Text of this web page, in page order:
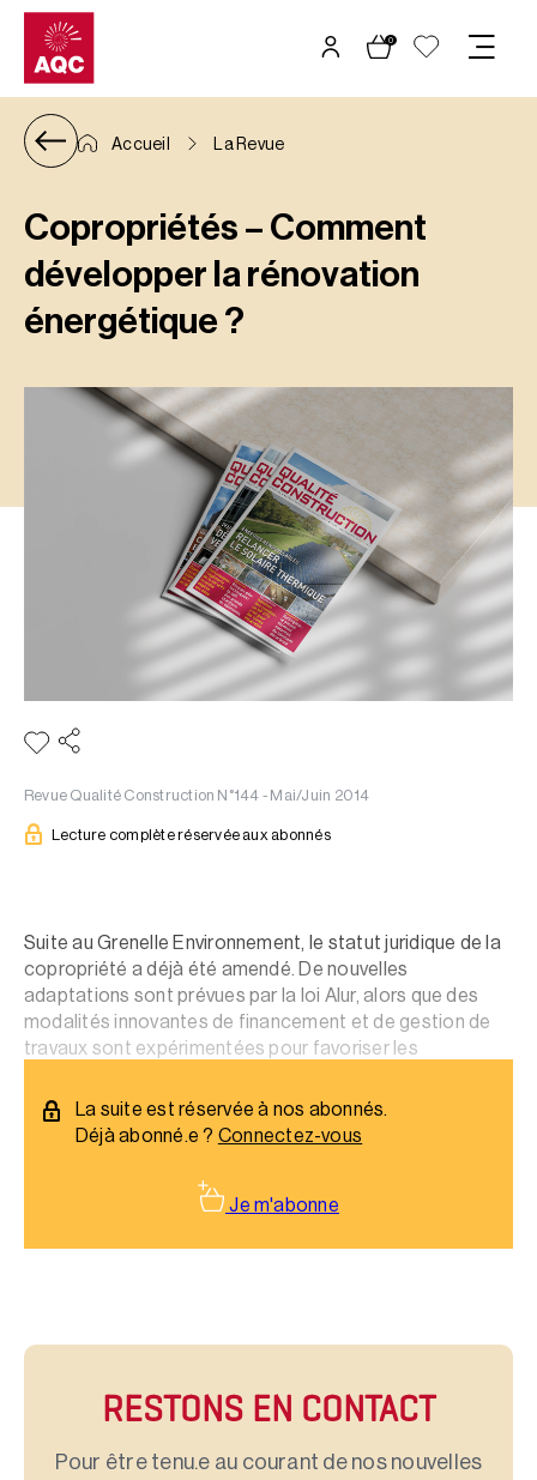
Panneau de gestion des cookies
0
Accueil La Revue
Copropriétés – Comment
développer la rénovation
énergétique ?
Revue Qualité Construction N°144 - Mai/Juin 2014
Lecture complète réservée aux abonnés
Suite au Grenelle Environnement, le statut juridique de la
copropriété a déjà été amendé. De nouvelles
adaptations sont prévues par la loi Alur, alors que des
modalités innovantes de financement et de gestion de
travaux sont expérimentées pour favoriser les
La suite est réservée à nos abonnés.
Déjà abonné.e ? Connectez-vous
Je m'abonne
RESTONS EN CONTACT
Pour être tenu.e au courant de nos nouvelles